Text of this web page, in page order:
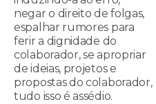
negar o direito de folgas,
espalhar rumores para
ferir a dignidade do
colaborador, se apropriar
de ideias, projetos e
propostas do colaborador,
tudo isso é assédio.